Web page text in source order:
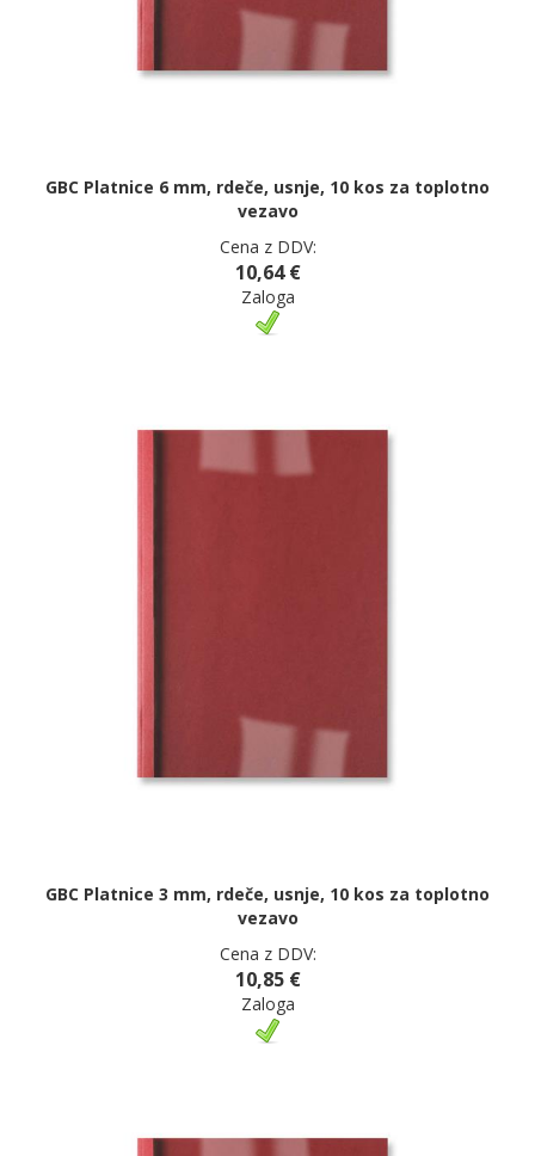
GBC Platnice 6 mm, rdeče, usnje, 10 kos za toplotno
vezavo
Cena z DDV:
10,64 €
Zaloga
GBC Platnice 3 mm, rdeče, usnje, 10 kos za toplotno
vezavo
Cena z DDV:
10,85 €
Zaloga